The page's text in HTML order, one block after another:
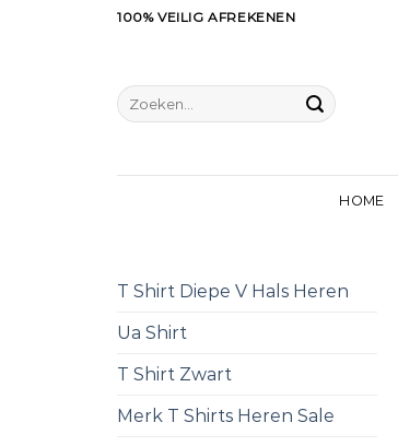
100% VEILIG AFREKENEN
Zoeken
naar:
HOME
T Shirt Diepe V Hals Heren
Ua Shirt
T Shirt Zwart
Merk T Shirts Heren Sale